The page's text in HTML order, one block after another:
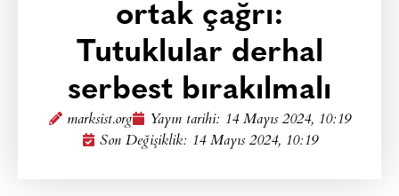
ortak çağrı:
Tutuklular derhal
serbest bırakılmalı
marksist.org Yayın tarihi: 14 Mayıs 2024, 10:19
Son Değişiklik: 14 Mayıs 2024, 10:19